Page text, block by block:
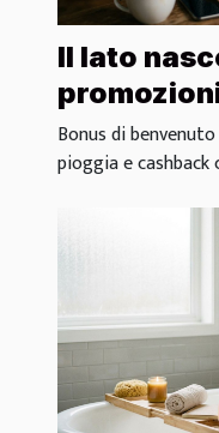
Il lato
dicono sui
Bonus di
pioggia e